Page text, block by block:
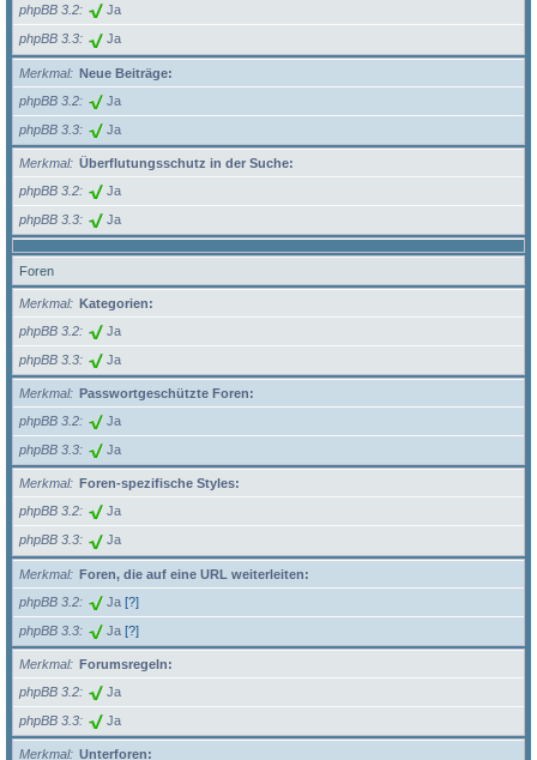
phpBB 3.2
Ja
phpBB 3.3 Ja
Merkmal
Neue Beiträge:
phpBB 3.2
Ja
phpBB 3.3 Ja
Merkmal
Überflutungsschutz in der Suche:
phpBB 3.2
Ja
phpBB 3.3 Ja
Foren
Merkmal
Kategorien:
phpBB 3.2
Ja
phpBB 3.3 Ja
Merkmal
Passwortgeschützte Foren:
phpBB 3.2
Ja
phpBB 3.3 Ja
Merkmal
Foren-spezifische Styles:
phpBB 3.2
Ja
phpBB 3.3 Ja
Merkmal
Foren, die auf eine URL weiterleiten:
phpBB 3.2
Ja [?]
phpBB 3.3 Ja [?]
Merkmal
Forumsregeln:
phpBB 3.2
Ja
phpBB 3.3 Ja
Merkmal
Unterforen: